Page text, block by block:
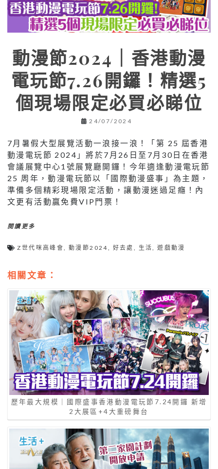
動漫節2024｜香港動漫
電玩節7.26開鑼！精選5
個現場限定必買必睇位
24/07/2024
7月暑假大型展覽活動一浪接一浪！「第 25 屆香港
動漫電玩節 2024」將於7月26日至7月30日在香港
會議展覽中心1號展覽廳開鑼！今年適逢動漫電玩節
25 周年，動漫電玩節以「國際動漫盛事」為主題，
準備多個精彩現場限定活動，讓動漫迷過足癮！內
文更有活動贏免費VIP門票！
閱讀更多
Z世代咪高峰會 ,動漫節2024 好去處 生活 ,遊戲動漫
相關文章：
歷年最大規模｜國際盛事香港動漫電玩節7.24開鑼 新增
2大展區+4大重磅舞台